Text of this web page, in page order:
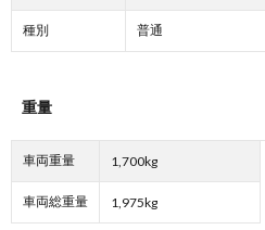
種別 普通
重量
車両重量 1,700kg
車両総重量 1,975kg